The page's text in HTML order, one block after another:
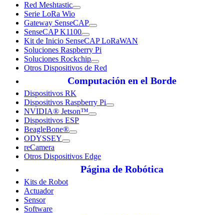
Red Meshtastic
Serie LoRa Wio
Gateway SenseCAP
SenseCAP K1100
Kit de Inicio SenseCAP LoRaWAN
Soluciones Raspberry Pi
Soluciones Rockchip
Otros Dispositivos de Red
Computación en el Borde
Dispositivos RK
Dispositivos Raspberry Pi
NVIDIA® Jetson™
Dispositivos ESP
BeagleBone®
ODYSSEY
reCamera
Otros Dispositivos Edge
Página de Robótica
Kits de Robot
Actuador
Sensor
Software